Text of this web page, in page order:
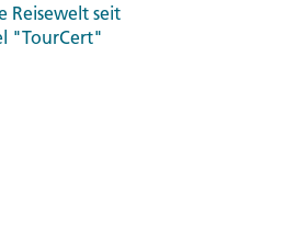
Reisewelt seit
"TourCert"